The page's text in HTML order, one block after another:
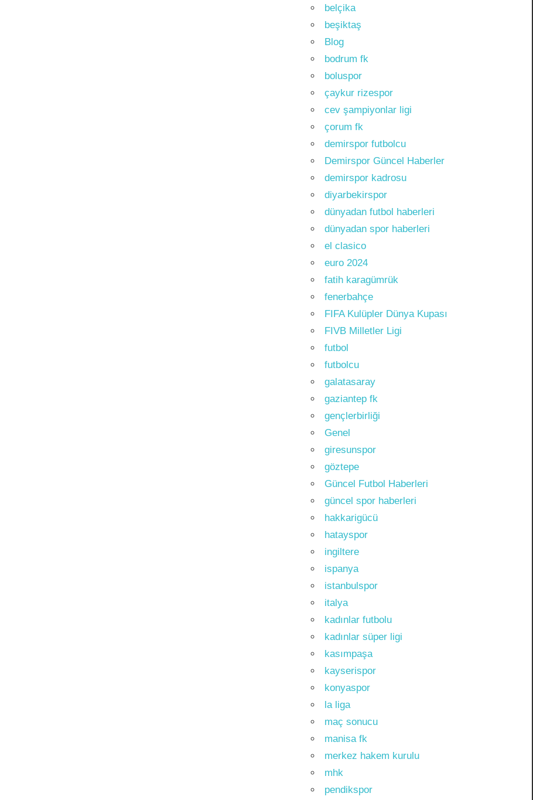
belçika
beşiktaş
Blog
bodrum fk
boluspor
çaykur rizespor
cev şampiyonlar ligi
çorum fk
demirspor futbolcu
Demirspor Güncel Haberler
demirspor kadrosu
diyarbekirspor
dünyadan futbol haberleri
dünyadan spor haberleri
el clasico
euro 2024
fatih karagümrük
fenerbahçe
FIFA Kulüpler Dünya Kupası
FIVB Milletler Ligi
futbol
futbolcu
galatasaray
gaziantep fk
gençlerbirliği
Genel
giresunspor
göztepe
Güncel Futbol Haberleri
güncel spor haberleri
hakkarigücü
hatayspor
ingiltere
ispanya
istanbulspor
italya
kadınlar futbolu
kadınlar süper ligi
kasımpaşa
kayserispor
konyaspor
la liga
maç sonucu
manisa fk
merkez hakem kurulu
mhk
pendikspor